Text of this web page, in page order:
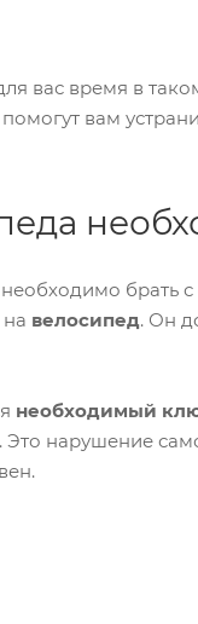
вас время в
вам
брать
велосипед. Он
необходимый
Это нарушение